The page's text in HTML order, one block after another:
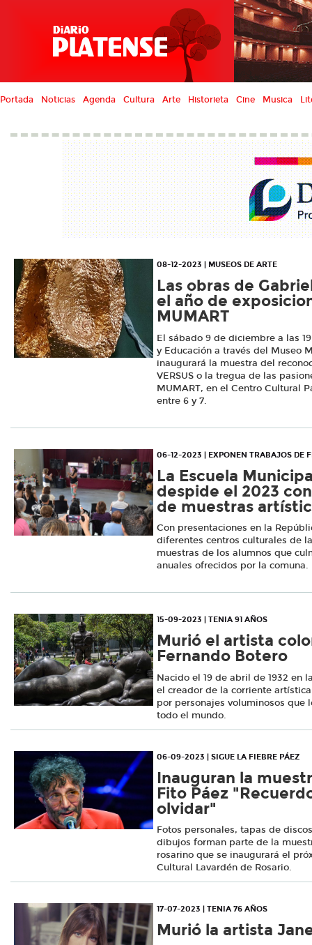
Portada Noticias Agenda Cultura Arte Historieta Cine Musica
08-12-2023 | MUSEOS DE ARTE
Las obras de
el año de
MUMART
El sábado 9 de diciembre a las
y Educación a través del Museo
inaugurará la muestra del
VERSUS o la tregua de las
MUMART, en el Centro Cultural
entre 6 y 7.
06-12-2023 | EXPONEN TRABAJOS DE
La Escuela
despide el 2023
de muestras
Con presentaciones en la
diferentes centros culturales de
muestras de los alumnos que
anuales ofrecidos por la comuna.
15-09-2023 | TENIA 91 AÑOS
Murió el artista
Fernando Botero
Nacido el 19 de abril de 1932 en
el creador de la corriente
por personajes voluminosos que
todo el mundo.
06-09-2023 | SIGUE LA FIEBRE PÁEZ
Inauguran la
Fito Páez
olvidar"
Fotos personales, tapas de
dibujos forman parte de la
rosarino que se inaugurará el
Cultural Lavardén de Rosario.
17-07-2023 | TENIA 76 AÑOS
Murió la artista